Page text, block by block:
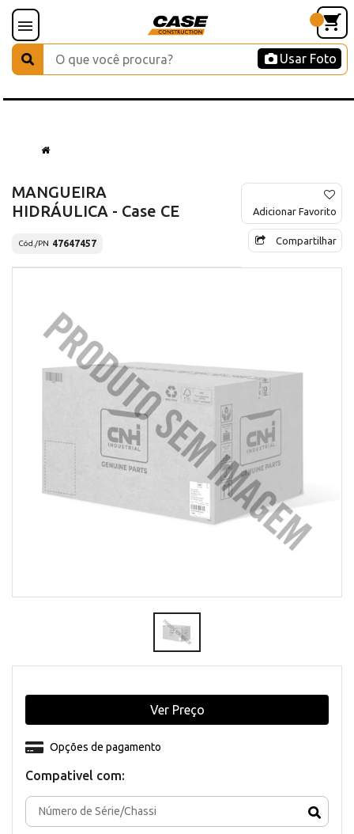
Usar Foto
MANGUEIRA
HIDRÁULICA - Case CE
Cód./PN 47647457
Adicionar Favorito
Compartilhar
Compativel com:
Opções de pagamento
Ver Preço